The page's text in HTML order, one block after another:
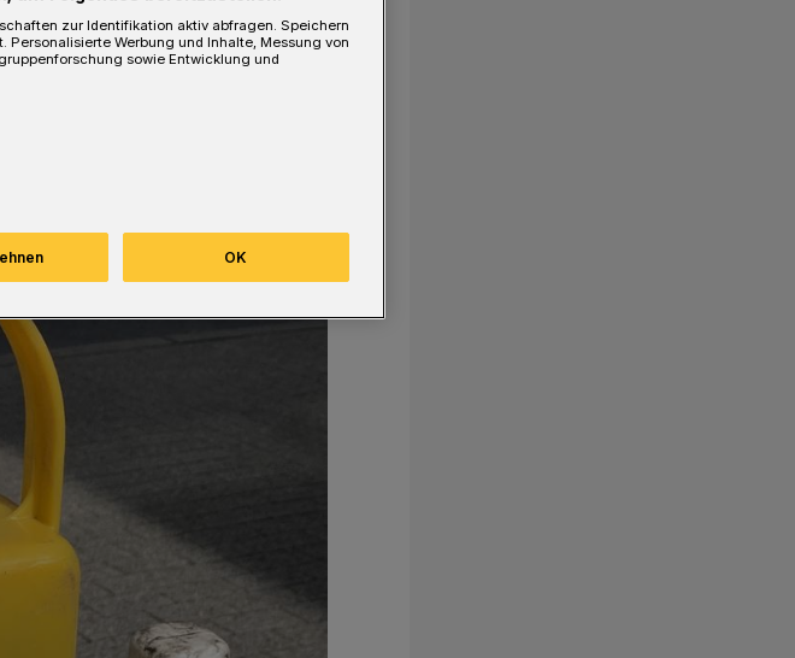
zur Identifikation aktiv abfragen. Speichern
Werbung und Inhalte, Messung von
sowie Entwicklung und
OK